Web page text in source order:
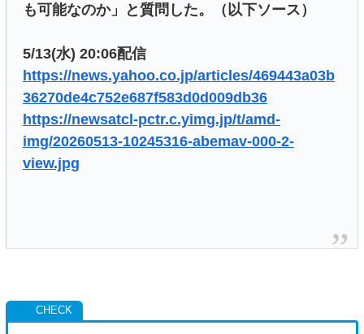
も可能なのか」と質問した。（以下ソース）
5/13(水) 20:06配信
https://news.yahoo.co.jp/articles/469443a03b
36270de4c752e687f583d0d009db36
https://newsatcl-pctr.c.yimg.jp/t/amd-
img/20260513-10245316-abemav-000-2-
view.jpg